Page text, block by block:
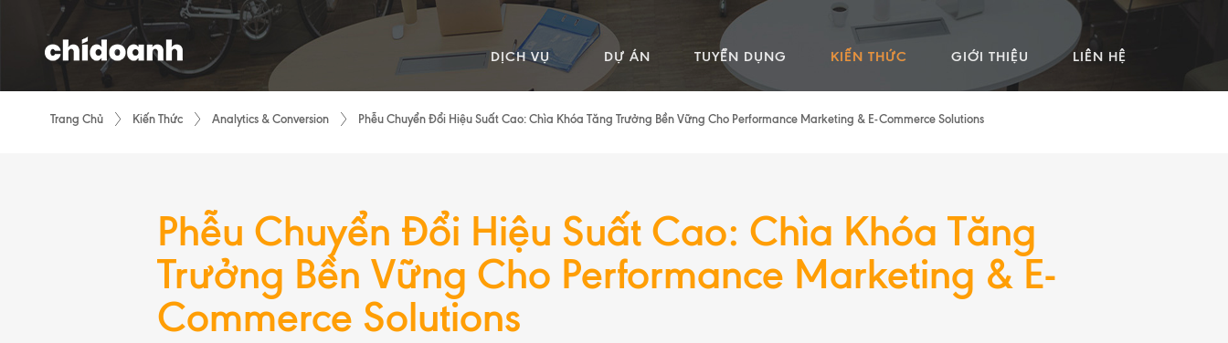
DỊCH VỤ DỰ ÁN TUYỂN DỤNG KIẾN THỨC GIỚI THIỆU LIÊN HỆ
Trang Chủ Kiến Thức Analytics & Conversion Phễu Chuyển Đổi Hiệu Suất Cao: Chìa Khóa Tăng Trưởng Bền Vững Cho Performance Marketing & E-Commerce Solutions
Phễu Chuyển Đổi Hiệu Suất Cao: Chìa Khóa Tăng
Trưởng Bền Vững Cho Performance Marketing & E-
Commerce Solutions